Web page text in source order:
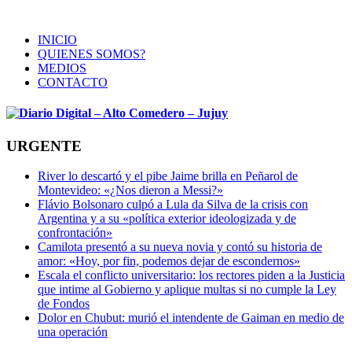
INICIO
QUIENES SOMOS?
MEDIOS
CONTACTO
URGENTE
River lo descartó y el pibe Jaime brilla en Peñarol de
Montevideo: «¿Nos dieron a Messi?»
Flávio Bolsonaro culpó a Lula da Silva de la crisis con
Argentina y a su «política exterior ideologizada y de
confrontación»
Camilota presentó a su nueva novia y contó su historia de
amor: «Hoy, por fin, podemos dejar de escondernos»
Escala el conflicto universitario: los rectores piden a la Justicia
que intime al Gobierno y aplique multas si no cumple la Ley
de Fondos
Dolor en Chubut: murió el intendente de Gaiman en medio de
una operación